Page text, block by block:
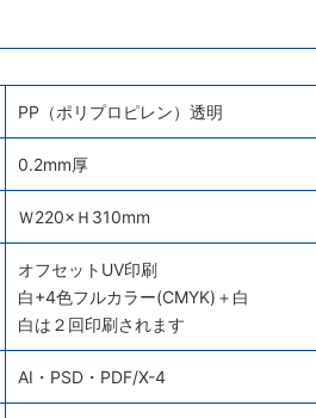
PP（ポリプロピレン）透明
0.2mm厚
Ｗ220×Ｈ310mm
オフセットUV印刷
白+4色フルカラー(CMYK)＋白
白は２回印刷されます
AI・PSD・PDF/X-4